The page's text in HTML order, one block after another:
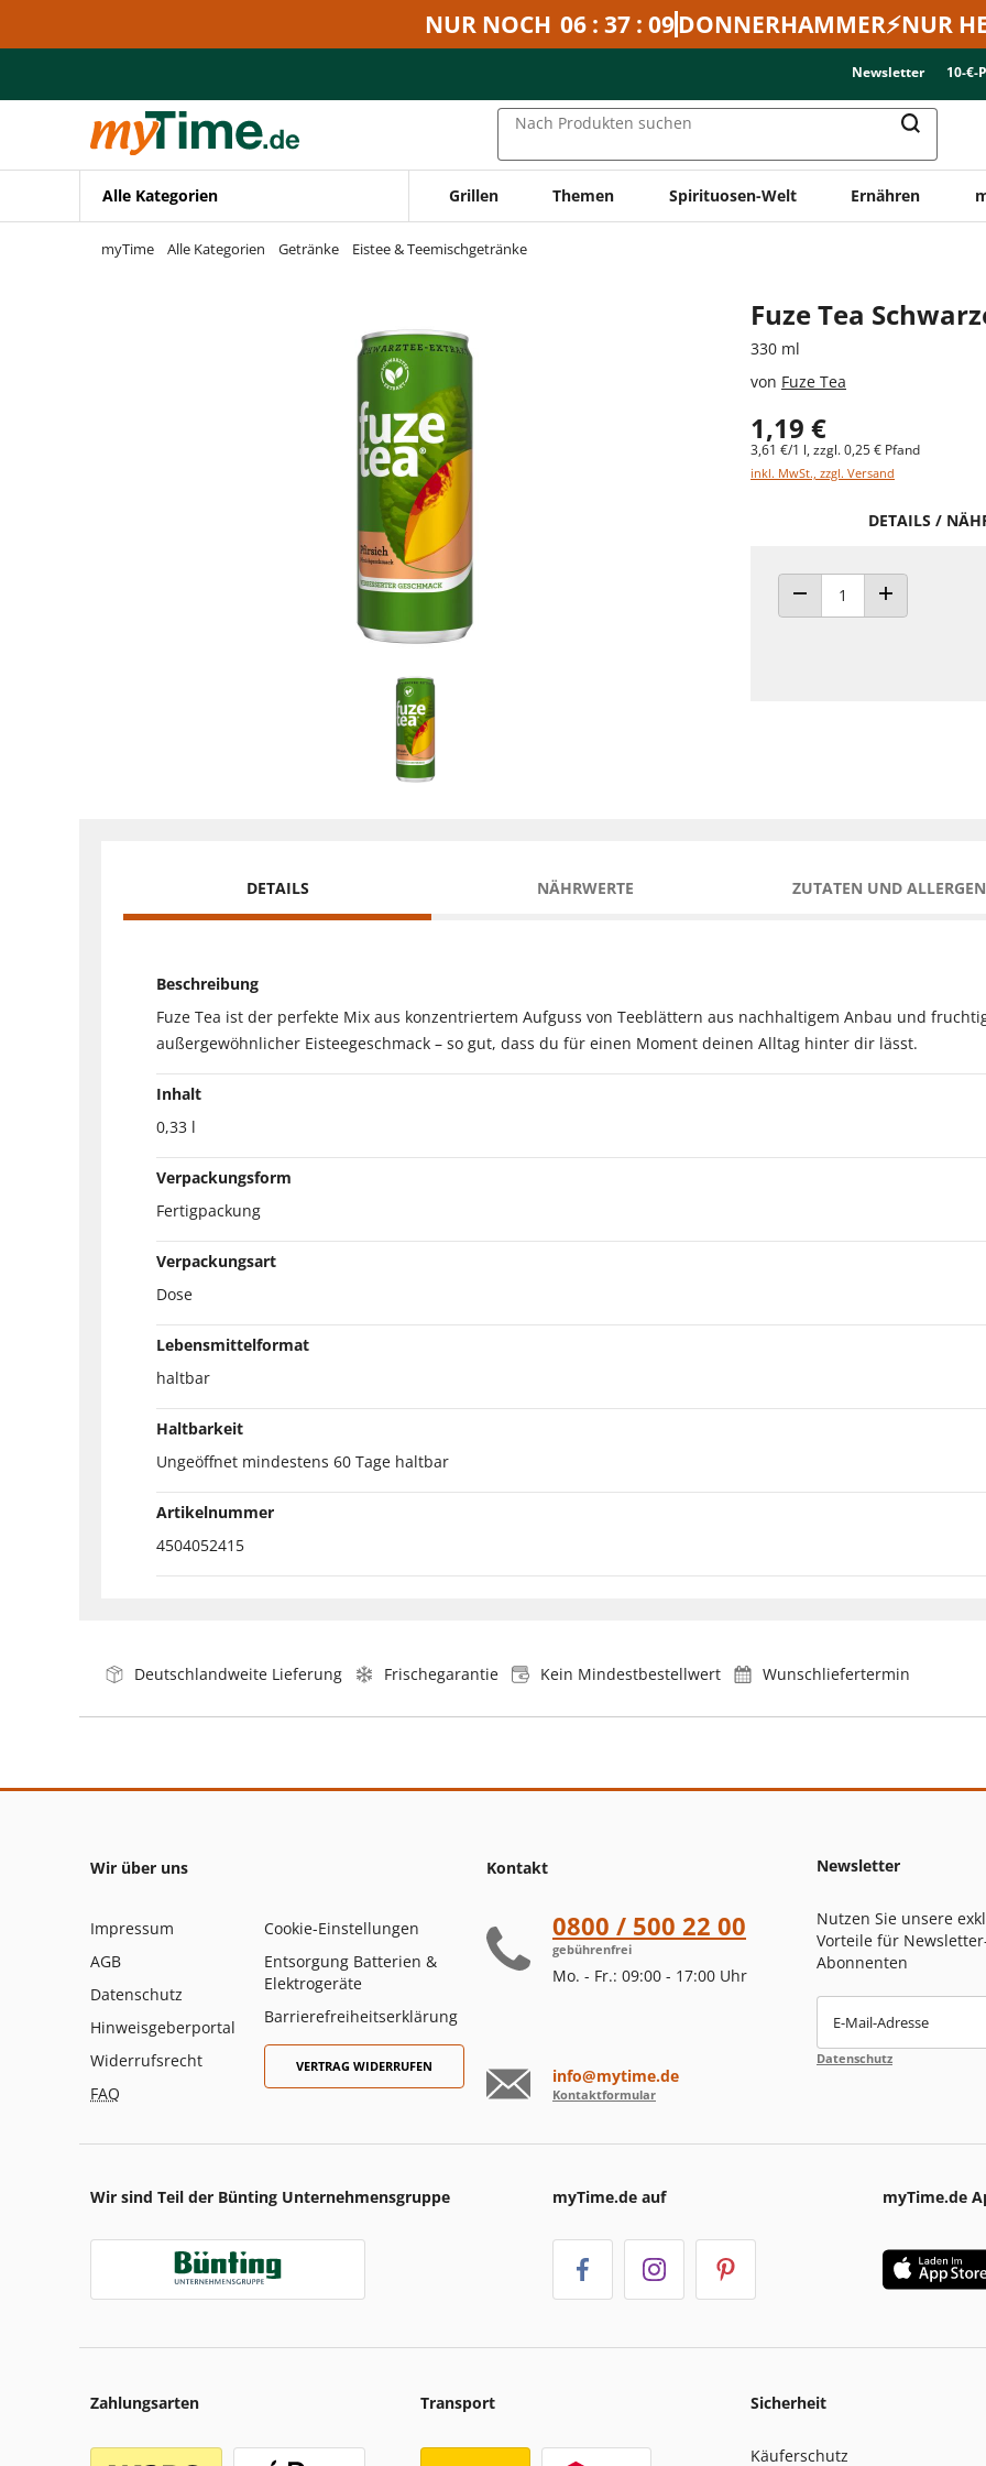
Zur Navigation springen
NUR NOCH 06 : 37 : 09DONNERHAMMER⚡NUR
Newsletter 10-€-
Nach Produkten suchen
Alle Kategorien Grillen Themen Spirituosen-Welt Ernähren
myTime Alle Kategorien Getränke Eistee & Teemischgetränke
Fuze Tea
330 ml
von Fuze Tea
1,19 €
3,61 €/1 l, zzgl. 0,25 € Pfand
inkl. MwSt., zzgl. Versand
DETAILS /
ANZAHL VERRINGERNANZAHL ERHÖHEN
DETAILS NÄHRWERTE ZUTATEN UND
Beschreibung
Fuze Tea ist der perfekte Mix aus konzentriertem Aufguss von Teeblättern aus nachhaltigem Anbau und
außergewöhnlicher Eisteegeschmack – so gut, dass du für einen Moment deinen Alltag hinter dir lässt.
Inhalt
0,33 l
Verpackungsform
Fertigpackung
Verpackungsart
Dose
Lebensmittelformat
haltbar
Haltbarkeit
Ungeöffnet mindestens 60 Tage haltbar
Artikelnummer
4504052415
Deutschlandweite Lieferung Frischegarantie Kein Mindestbestellwert Wunschliefertermin
Wir über uns
Impressum
AGB
Datenschutz
Hinweisgeberportal
Widerrufsrecht
FAQ
Cookie-Einstellungen
Entsorgung Batterien &
Elektrogeräte
Barrierefreiheitserklärung
VERTRAG WIDERRUFEN
Kontakt
0800 / 500 22 00
gebührenfrei
Mo. - Fr.: 09:00 - 17:00 Uhr
info@mytime.de
Kontaktformular
Newsletter
Nutzen Sie unsere
Vorteile für
Abonnenten
E-Mail-Adresse
Datenschutz
Wir sind Teil der Bünting Unternehmensgruppe myTime.de auf myTime.de
Zahlungsarten Transport Sicherheit
Käuferschutz